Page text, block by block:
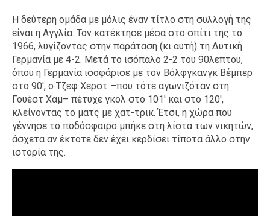
Η δεύτερη ομάδα με μόλις έναν τίτλο στη συλλογή της
είναι η Αγγλία. Τον κατέκτησε μέσα στο σπίτι της το
1966, λυγίζοντας στην παράταση (κι αυτή) τη Δυτική
Γερμανία με 4-2. Μετά το ισόπαλο 2-2 του 90λεπτου,
όπου η Γερμανία ισοφάρισε με τον Βόλφγκανγκ Βέμπερ
στο 90', ο Τζεφ Χερστ –που τότε αγωνιζόταν στη
Γουέστ Χαμ– πέτυχε γκολ στο 101' και στο 120',
κλείνοντας το ματς με χατ-τρικ. Έτσι, η χώρα που
γέννησε το ποδόσφαιρο μπήκε στη λίστα των νικητών,
άσχετα αν έκτοτε δεν έχει κερδίσει τίποτα άλλο στην
ιστορία της.